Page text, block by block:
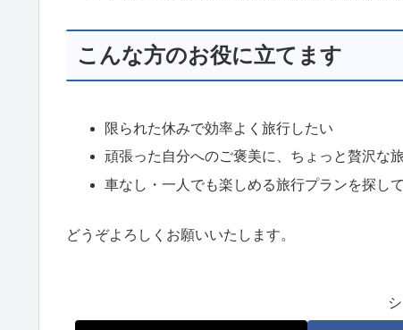
こんな方のお役に立てます
限られた休みで効率よく旅行したい
頑張った自分へのご褒美に、ちょっと贅沢な
車なし・一人でも楽しめる旅行プランを探し
どうぞよろしくお願いいたします。